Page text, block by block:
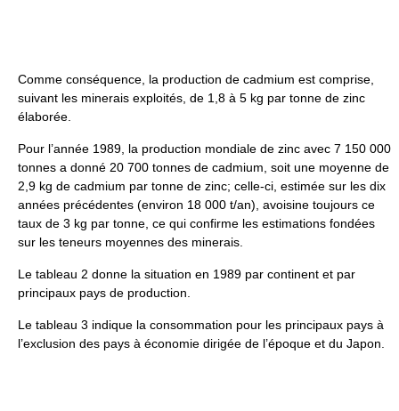
Comme conséquence, la production de cadmium est comprise,
suivant les minerais exploités, de 1,8 à 5 kg par tonne de zinc
élaborée.
Pour l’année 1989, la production mondiale de zinc avec 7 150 000
tonnes a donné 20 700 tonnes de cadmium, soit une moyenne de
2,9 kg de cadmium par tonne de zinc; celle-ci, estimée sur les dix
années précédentes (environ 18 000 t/an), avoisine toujours ce
taux de 3 kg par tonne, ce qui confirme les estimations fondées
sur les teneurs moyennes des minerais.
Le tableau 2 donne la situation en 1989 par continent et par
principaux pays de production.
Le tableau 3 indique la consommation pour les principaux pays à
l’exclusion des pays à économie dirigée de l’époque et du Japon.